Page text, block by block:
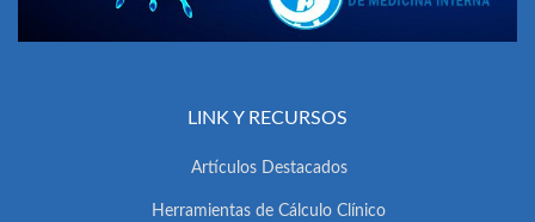
LINK Y RECURSOS
Artículos Destacados
Herramientas de Cálculo Clínico